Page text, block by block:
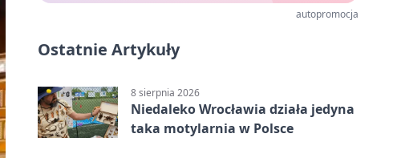
autopromocja
Ostatnie Artykuły
8 sierpnia 2026
Niedaleko Wrocławia działa jedyna
taka motylarnia w Polsce